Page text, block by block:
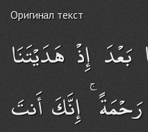
Оригинал текст
بَعْدَ إِذْ هَدَيْتَنَا
إِنَّكَ أَنتَ